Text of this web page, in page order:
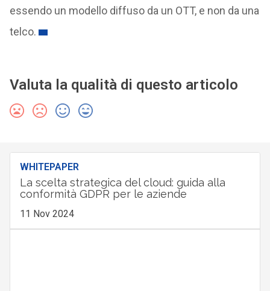
essendo un modello diffuso da un OTT, e non da una
telco.
Valuta la qualità di questo articolo
WHITEPAPER
La scelta strategica del cloud: guida alla
conformità GDPR per le aziende
11 Nov 2024